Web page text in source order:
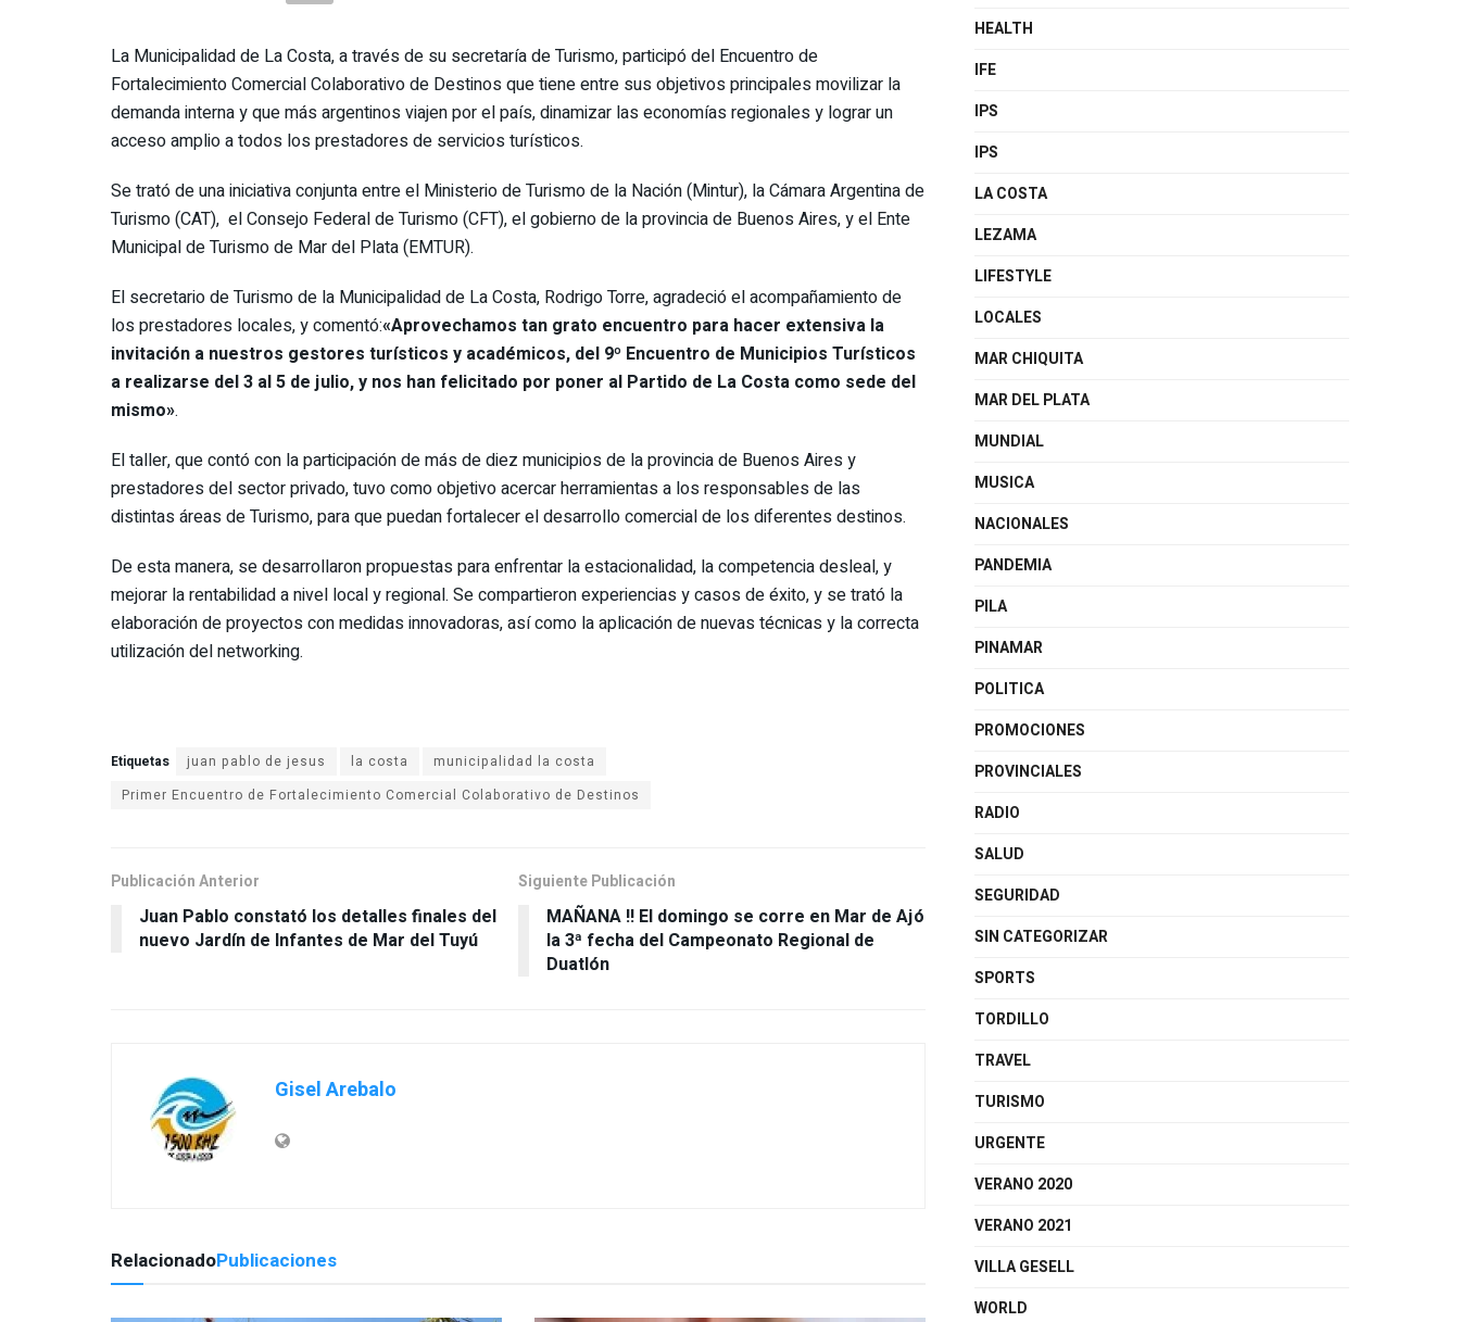
La Municipalidad de La Costa, a través de su secretaría de Turismo, participó del Encuentro de
Fortalecimiento Comercial Colaborativo de Destinos que tiene entre sus objetivos principales movilizar la
demanda interna y que más argentinos viajen por el país, dinamizar las economías regionales y lograr un
acceso amplio a todos los prestadores de servicios turísticos.
Se trató de una iniciativa conjunta entre el Ministerio de Turismo de la Nación (Mintur), la Cámara Argentina de
Turismo (CAT), el Consejo Federal de Turismo (CFT), el gobierno de la provincia de Buenos Aires, y el Ente
Municipal de Turismo de Mar del Plata (EMTUR).
El secretario de Turismo de la Municipalidad de La Costa, Rodrigo Torre, agradeció el acompañamiento de
los prestadores locales, y comentó:«Aprovechamos tan grato encuentro para hacer extensiva la
invitación a nuestros gestores turísticos y académicos, del 9º Encuentro de Municipios Turísticos
a realizarse del 3 al 5 de julio, y nos han felicitado por poner al Partido de La Costa como sede del
mismo».
El taller, que contó con la participación de más de diez municipios de la provincia de Buenos Aires y
prestadores del sector privado, tuvo como objetivo acercar herramientas a los responsables de las
distintas áreas de Turismo, para que puedan fortalecer el desarrollo comercial de los diferentes destinos.
De esta manera, se desarrollaron propuestas para enfrentar la estacionalidad, la competencia desleal, y
mejorar la rentabilidad a nivel local y regional. Se compartieron experiencias y casos de éxito, y se trató la
elaboración de proyectos con medidas innovadoras, así como la aplicación de nuevas técnicas y la correcta
utilización del networking.
Etiquetas juan pablo de jesus la costa
municipalidad la costa
Primer Encuentro de Fortalecimiento Comercial Colaborativo de Destinos
Publicación Anterior
Juan Pablo constató los detalles finales del
nuevo Jardín de Infantes de Mar del Tuyú
Siguiente Publicación
MAÑANA !! El domingo se corre en Mar de Ajó
la 3ª fecha del Campeonato Regional de
Duatlón
Gisel Arebalo
RelacionadoPublicaciones
HEALTH
IFE
IPS
IPS
LA COSTA
LEZAMA
LIFESTYLE
LOCALES
MAR CHIQUITA
MAR DEL PLATA
MUNDIAL
MUSICA
NACIONALES
PANDEMIA
PILA
PINAMAR
POLITICA
PROMOCIONES
PROVINCIALES
RADIO
SALUD
SEGURIDAD
SIN CATEGORIZAR
SPORTS
TORDILLO
TRAVEL
TURISMO
URGENTE
VERANO 2020
VERANO 2021
VILLA GESELL
WORLD